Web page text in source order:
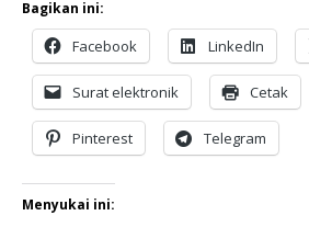
Bagikan ini:
Facebook LinkedIn
Surat elektronik Cetak
Pinterest Telegram
Menyukai ini: